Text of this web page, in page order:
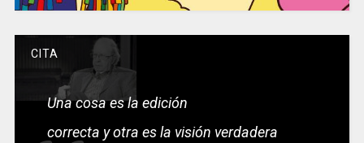
CITA
Una cosa es la edición
correcta y otra es la visión verdadera